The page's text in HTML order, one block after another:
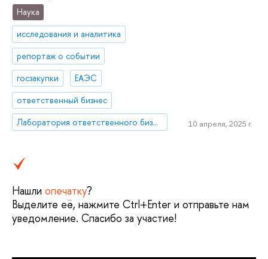
Наука
исследования и аналитика
репортаж о событии
госзакупки
ЕАЭС
ответственный бизнес
Лаборатория ответственного бизнеса
10 апреля, 2025 г.
Нашли опечатку?
Выделите её, нажмите Ctrl+Enter и отправьте нам
уведомление. Спасибо за участие!